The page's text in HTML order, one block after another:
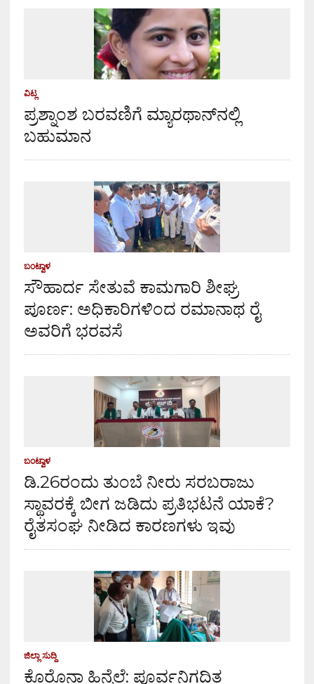
ವಿಟ್ಲ
ಪ್ರಶ್ನಾಂಶ ಬರವಣಿಗೆ ಮ್ಯಾರಥಾನ್‌ನಲ್ಲಿ
ಬಹುಮಾನ
ಬಂಟ್ವಾಳ
ಸೌಹಾರ್ದ ಸೇತುವೆ ಕಾಮಗಾರಿ ಶೀಘ್ರ
ಪೂರ್ಣ: ಅಧಿಕಾರಿಗಳಿಂದ ರಮಾನಾಥ ರೈ
ಅವರಿಗೆ ಭರವಸೆ
ಬಂಟ್ವಾಳ
ಡಿ.26ರಂದು ತುಂಬೆ ನೀರು ಸರಬರಾಜು
ಸ್ಥಾವರಕ್ಕೆ ಬೀಗ ಜಡಿದು ಪ್ರತಿಭಟನೆ ಯಾಕೆ?
ರೈತಸಂಘ ನೀಡಿದ ಕಾರಣಗಳು ಇವು
ಜಿಲ್ಲಾ ಸುದ್ದಿ
ಕೊರೊನಾ ಹಿನ್ನೆಲೆ: ಪೂರ್ವನಿಗದಿತ